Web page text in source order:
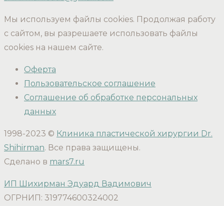
Мы используем файлы cookies. Продолжая работу
с сайтом, вы разрешаете использовать файлы
cookies на нашем сайте.
Оферта
Пользовательское соглашение
Соглашение об обработке персональных
данных
1998-2023 © Клиника пластической хирургии Dr.
Shihirman. Все права защищены.
Сделано в mars7.ru
ИП Шихирман Эдуард Вадимович
ОГРНИП: 319774600324002